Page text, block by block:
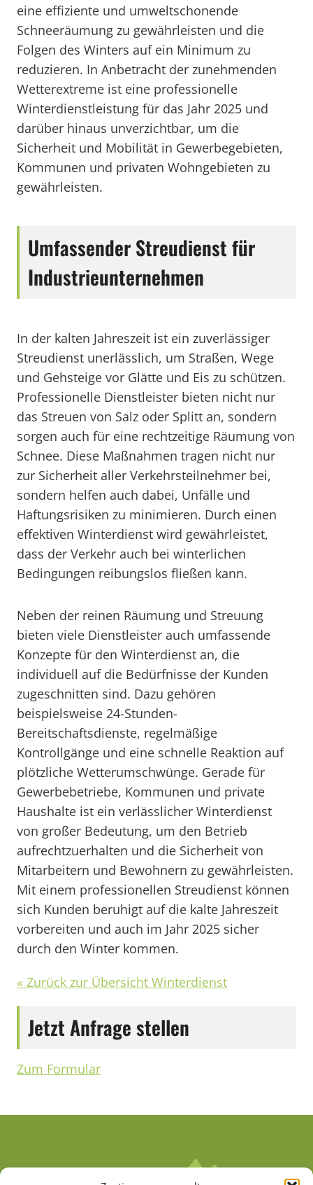
eine effiziente und umweltschonende
Schneeräumung zu gewährleisten und die
Folgen des Winters auf ein Minimum zu
reduzieren. In Anbetracht der zunehmenden
Wetterextreme ist eine professionelle
Winterdienstleistung für das Jahr 2025 und
darüber hinaus unverzichtbar, um die
Sicherheit und Mobilität in Gewerbegebieten,
Kommunen und privaten Wohngebieten zu
gewährleisten.
Umfassender Streudienst für
Industrieunternehmen
In der kalten Jahreszeit ist ein zuverlässiger
Streudienst unerlässlich, um Straßen, Wege
und Gehsteige vor Glätte und Eis zu schützen.
Professionelle Dienstleister bieten nicht nur
das Streuen von Salz oder Splitt an, sondern
sorgen auch für eine rechtzeitige Räumung von
Schnee. Diese Maßnahmen tragen nicht nur
zur Sicherheit aller Verkehrsteilnehmer bei,
sondern helfen auch dabei, Unfälle und
Haftungsrisiken zu minimieren. Durch einen
effektiven Winterdienst wird gewährleistet,
dass der Verkehr auch bei winterlichen
Bedingungen reibungslos fließen kann.
Neben der reinen Räumung und Streuung
bieten viele Dienstleister auch umfassende
Konzepte für den Winterdienst an, die
individuell auf die Bedürfnisse der Kunden
zugeschnitten sind. Dazu gehören
beispielsweise 24-Stunden-
Bereitschaftsdienste, regelmäßige
Kontrollgänge und eine schnelle Reaktion auf
plötzliche Wetterumschwünge. Gerade für
Gewerbebetriebe, Kommunen und private
Haushalte ist ein verlässlicher Winterdienst
von großer Bedeutung, um den Betrieb
aufrechtzuerhalten und die Sicherheit von
Mitarbeitern und Bewohnern zu gewährleisten.
Mit einem professionellen Streudienst können
sich Kunden beruhigt auf die kalte Jahreszeit
vorbereiten und auch im Jahr 2025 sicher
durch den Winter kommen.
« Zurück zur Übersicht Winterdienst
Jetzt Anfrage stellen
Zum Formular